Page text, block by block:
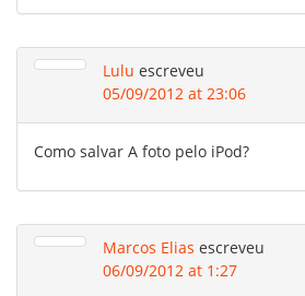
Lulu escreveu
05/09/2012 at 23:06
Como salvar A foto pelo iPod?
Marcos Elias escreveu
06/09/2012 at 1:27